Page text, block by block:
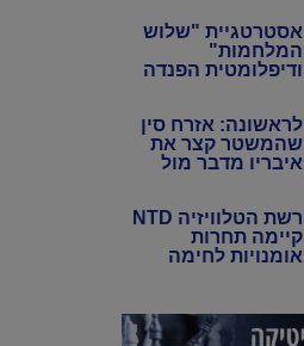
באיראן
אסטרטגיית "שלוש
המלחמות"
ודיפלומטית הפנדה
לראשונה: אזרח סין
שהמשטר קצר את
איבריו מדבר מול
רשת הטלוויזיה NTD
קיימה תחרות
אומנויות לחימה